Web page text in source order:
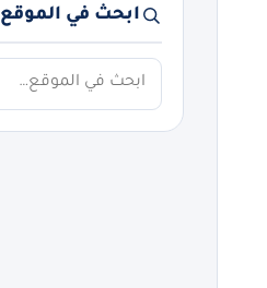
ابحث في الموقع
ابحث